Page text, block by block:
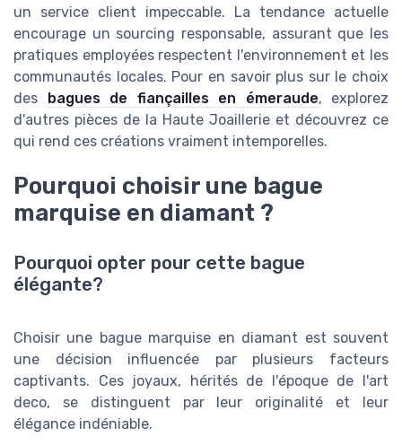
un service client impeccable. La tendance actuelle
encourage un sourcing responsable, assurant que les
pratiques employées respectent l'environnement et les
communautés locales. Pour en savoir plus sur le choix
des bagues de fiançailles en émeraude, explorez
d'autres pièces de la Haute Joaillerie et découvrez ce
qui rend ces créations vraiment intemporelles.
Pourquoi choisir une bague
marquise en diamant ?
Pourquoi opter pour cette bague
élégante?
Choisir une bague marquise en diamant est souvent
une décision influencée par plusieurs facteurs
captivants. Ces joyaux, hérités de l'époque de l'art
deco, se distinguent par leur originalité et leur
élégance indéniable.